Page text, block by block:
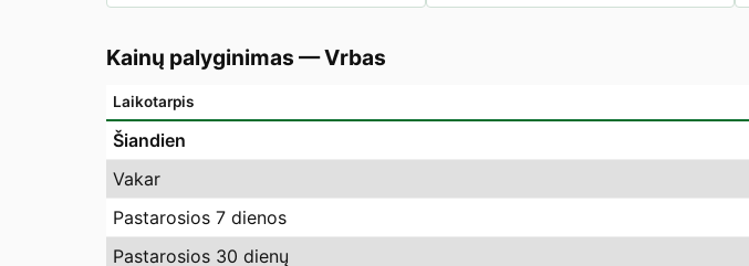
Kainų palyginimas —Vrbas
Laikotarpis
Šiandien
Vakar
Pastarosios 7 dienos
Pastarosios 30 dienų